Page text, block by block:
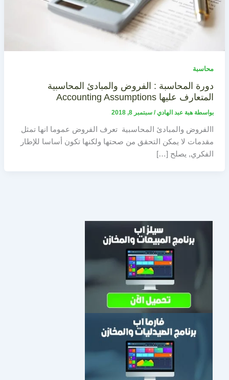
محاسبة
دورة المحاسبة : الفروض والمبادئ المحاسبية
المتعارف عليها Accounting Assumptions
بواسطة هبة عبد الهادي/ سبتمبر 8, 2018
االفروض والمبادئ المحاسبية تعرف الفروض عموما انها تمثل
مقدمات لا يمكن التحقق من صحتها ولكنها تكون أساسا للإطار
الفكري, يصلح […]